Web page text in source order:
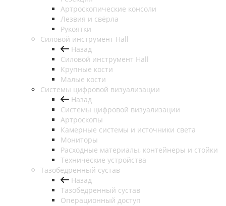
Артроскопические консоли
Лезвия и свёрла
Рукоятки
Силовой инструмент Hall
Назад
Силовой инструмент Hall
Крупные кости
Малые кости
Системы цифровой визуализации
Назад
Системы цифровой визуализации
Артроскопы
Камерные системы и источники света
Мониторы
Расходные материалы, контейнеры и стойки
Технические устройства
Тазобедренный сустав
Назад
Тазобедренный сустав
Операционный доступ